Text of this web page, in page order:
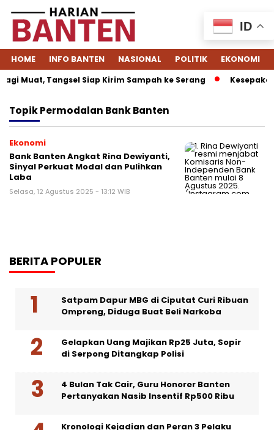
HOME INFO BANTEN NASIONAL POLITIK EKONOMI
Muat, Tangsel Siap Kirim Sampah ke Serang
TopikPermodalan Bank Banten
Ekonomi
Bank Banten Angkat Rina Dewiyanti,
Sinyal Perkuat Modal dan Pulihkan
Laba
Selasa, 12 Agustus 2025 - 13:12 WIB
BERITA POPULER
Satpam Dapur MBG di Ciputat Curi Ribuan
Ompreng, Diduga Buat Beli Narkoba
Gelapkan Uang Majikan Rp25 Juta, Sopir
di Serpong Ditangkap Polisi
4 Bulan Tak Cair, Guru Honorer Banten
Pertanyakan Nasib Insentif Rp500 Ribu
Kronologi Kejadian dan Peran 3 Pelaku
ID